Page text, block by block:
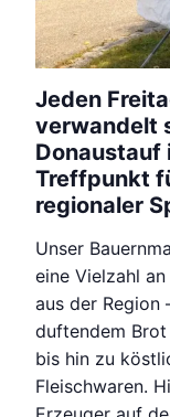
Jeden
verwandelt
Donaustauf
Treffpunkt
regionaler
Unser
eine Vielzahl
aus der Region
duftendem
bis hin zu
Fleischwaren.